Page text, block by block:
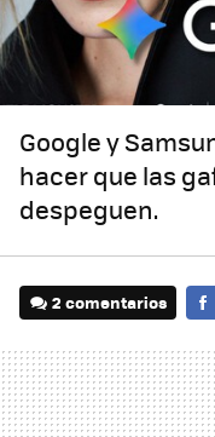
Google y
hacer que las
despeguen.
2 comentarios